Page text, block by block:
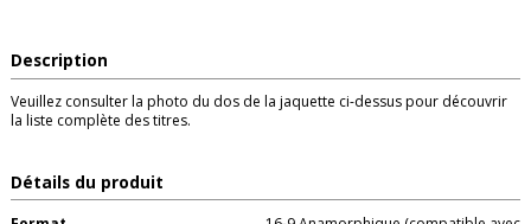
Description
Veuillez consulter la photo du dos de la jaquette ci-dessus pour découvrir
la liste complète des titres.
Détails du produit